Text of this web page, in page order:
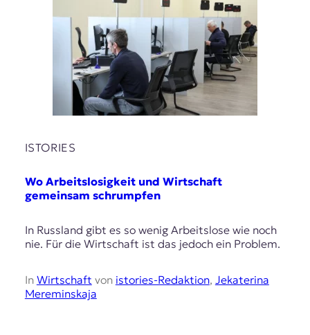
ISTORIES
Wo Arbeitslosigkeit und Wirtschaft
gemeinsam schrumpfen
In Russland gibt es so wenig Arbeitslose wie noch
nie. Für die Wirtschaft ist das jedoch ein Problem.
In Wirtschaft von istories-Redaktion, Jekaterina
Mereminskaja